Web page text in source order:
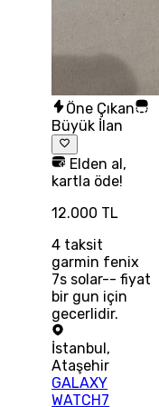
Öne Çıkan
Büyük İlan
Elden al,
kartla öde!
12.000 TL
4 taksit
garmin fenix
7s solar-- fiyat
bir gun için
gecerlidir.
İstanbul ,
Ataşehir
GALAXY
WATCH7